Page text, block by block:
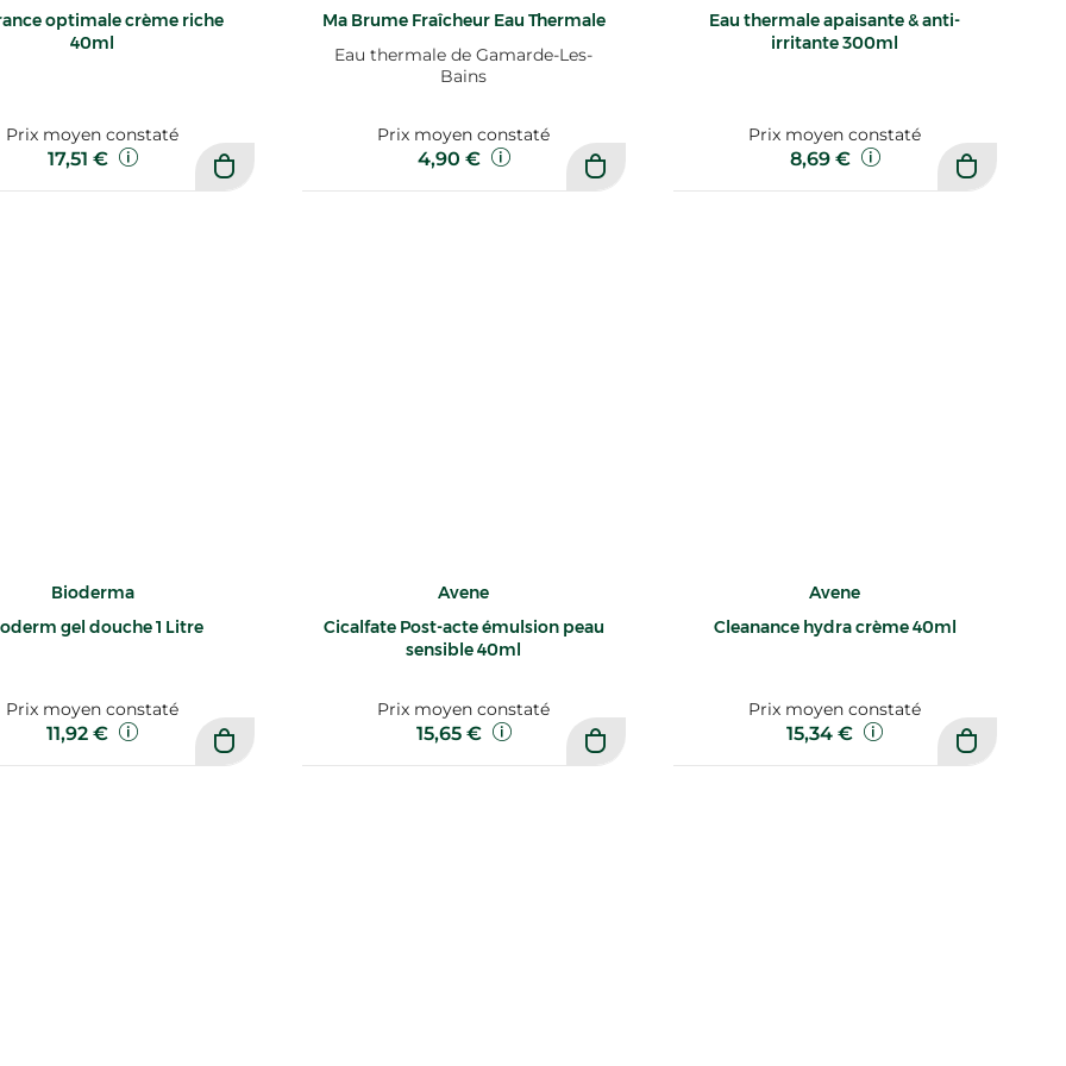
optimale crème riche
40ml
Prix moyen constaté
17,51 €
Ma Brume Fraîcheur Eau Thermale
Eau thermale de Gamarde-Les-
Bains
Prix moyen constaté
4,90 €
Eau thermale apaisante & anti-
irritante 300ml
Prix moyen constaté
8,69 €
Bioderma
gel douche 1 Litre
Prix moyen constaté
11,92 €
Avene
Cicalfate Post-acte émulsion peau
sensible 40ml
Prix moyen constaté
15,65 €
Avene
Cleanance hydra crème 40ml
Prix moyen constaté
15,34 €